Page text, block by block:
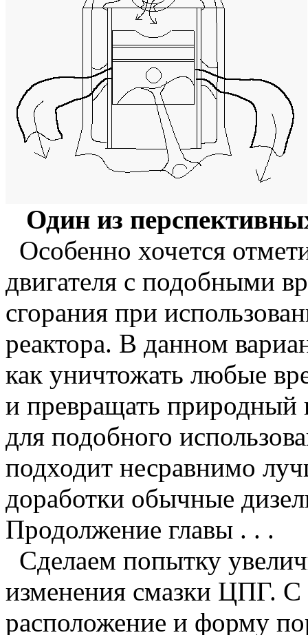
Один из
Особенно хочется
двигателя с подобными
сгорания при
реактора. В данном
как уничтожать любые
и превращать природный
для подобного
подходит несравнимо
доработки обычные
Продолжение главы . . .
Сделаем попытку
изменения смазки ЦПГ.
расположение и форму